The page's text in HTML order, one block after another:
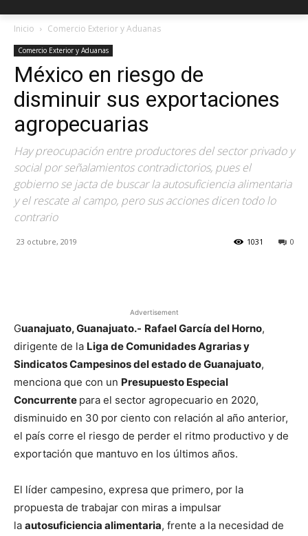
Inicio Comercio Exterior y Aduanas
Comercio Exterior y Aduanas
México en riesgo de
disminuir sus exportaciones
agropecuarias
Hay preocupación entre productores del sector privado y
social por señalamientos contradictorios, pues el
gobierno se jacta de buscar la autosuficiencia alimentaria
y el rescate al campo, pero sus acciones dicen todo lo
contrario
23 octubre, 2019 0
1031
Advertisement
Guanajuato, Guanajuato.- Rafael García del Horno,
dirigente de la Liga de Comunidades Agrarias y
Sindicatos Campesinos del estado de Guanajuato,
menciona que con un Presupuesto Especial
Concurrente para el sector agropecuario en 2020,
disminuido en 30 por ciento con relación al año anterior,
el país corre el riesgo de perder el ritmo productivo y de
exportación que mantuvo en los últimos años.
El líder campesino, expresa que primero, por la
propuesta de trabajar con miras a impulsar
la autosuficiencia alimentaria, frente a la necesidad de